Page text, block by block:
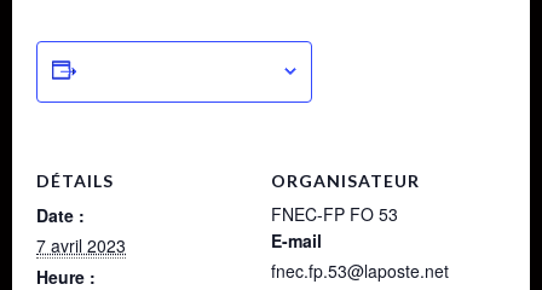
DÉTAILS
Date :
7 avril 2023
Heure :
ORGANISATEUR
FNEC-FP FO 53
E-mail
fnec.fp.53@laposte.net